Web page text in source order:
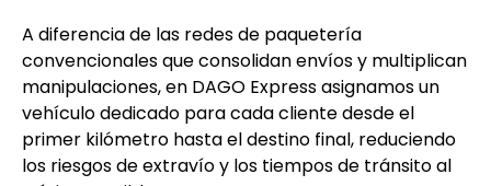
A diferencia de las redes de paquetería
convencionales que consolidan envíos y multiplican
manipulaciones, en DAGO Express asignamos un
vehículo dedicado para cada cliente desde el
primer kilómetro hasta el destino final, reduciendo
los riesgos de extravío y los tiempos de tránsito al